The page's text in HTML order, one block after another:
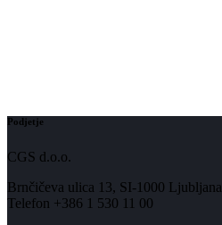
Podjetje
CGS d.o.o.
Brnčičeva ulica 13, SI-1000 Ljubljana
Telefon +386 1 530 11 00